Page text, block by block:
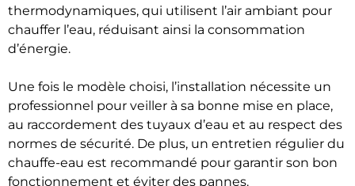
thermodynamiques, qui utilisent l’air ambiant pour
chauffer l’eau, réduisant ainsi la consommation
d’énergie.
Une fois le modèle choisi, l’installation nécessite un
professionnel pour veiller à sa bonne mise en place,
au raccordement des tuyaux d’eau et au respect des
normes de sécurité. De plus, un entretien régulier du
chauffe-eau est recommandé pour garantir son bon
fonctionnement et éviter des pannes.